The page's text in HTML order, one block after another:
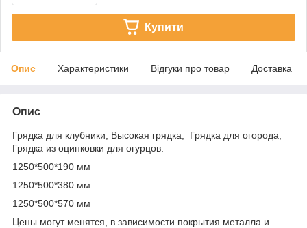
Купити
Опис Характеристики Відгуки про товар Доставка
Опис
Грядка для клубники, Высокая грядка, Грядка для огорода,
Грядка из оцинковки для огурцов.
1250*500*190 мм
1250*500*380 мм
1250*500*570 мм
Цены могут менятся, в зависимости покрытия металла и